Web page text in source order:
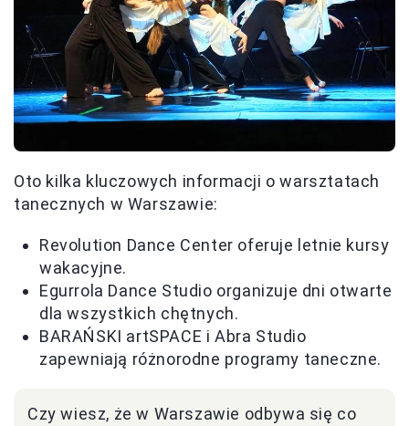
Oto kilka kluczowych informacji o warsztatach
tanecznych w Warszawie:
Revolution Dance Center oferuje letnie kursy
wakacyjne.
Egurrola Dance Studio organizuje dni otwarte
dla wszystkich chętnych.
BARAŃSKI artSPACE i Abra Studio
zapewniają różnorodne programy taneczne.
Czy wiesz, że w Warszawie odbywa się co